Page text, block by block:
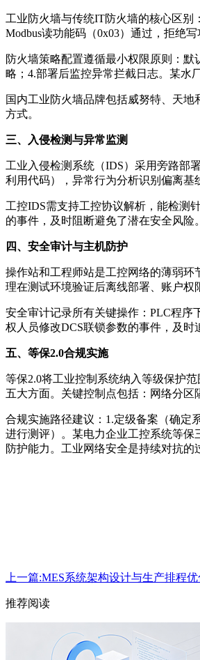
工业防火墙与传统IT防火墙的核心区别
Modbus读功能码（0x03）通过，拒绝
防火墙策略配置遵循最小权限原则：
略；4.部署后监控异常拦截日志。某水
国内工业防火墙品牌包括威努特、天
方式。
三、入侵检测与异常监测
工业入侵检测系统（IDS）采用旁路部
利用代码），异常行为分析识别偏离基
工控IDS需支持工控协议解析，能检测
的事件，及时阻断避免了潜在安全风险
四、安全审计与主机防护
操作站和工程师站是工控网络的薄弱环
理在测试环境验证后离线部署、账户权
安全审计记录所有关键操作：PLC程序
权人员修改DCS联锁参数的事件，及时
五、等保2.0合规实施
等保2.0将工业控制系统纳入等级保护
五大方面。关键控制点包括：网络分区
合规实施路径建议：1.定级备案（确定
进行测评）。某电力企业工控系统等
防护能力。工业网络安全是持续对抗的
上一篇:MES系统架构设计与生产排程
推荐阅读